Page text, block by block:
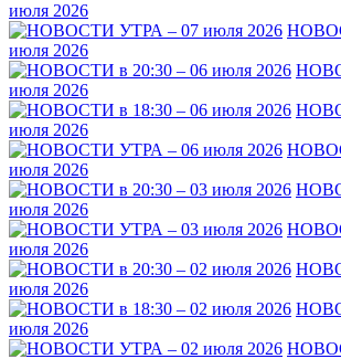
июля 2026
июля 2026
июля 2026
июля 2026
июля 2026
июля 2026
июля 2026
июля 2026
июля 2026